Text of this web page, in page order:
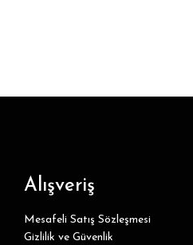
Alışveriş
Mesafeli Satış Sözleşmesi
Gizlilik ve Güvenlik